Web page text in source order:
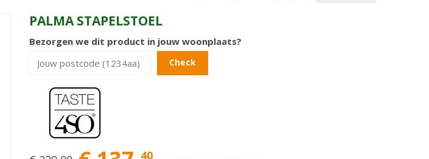
PALMA STAPELSTOEL
Bezorgen we dit product in jouw woonplaats?
Check
40